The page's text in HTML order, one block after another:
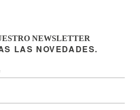
NEWSLETTER
LAS NOVEDADES.